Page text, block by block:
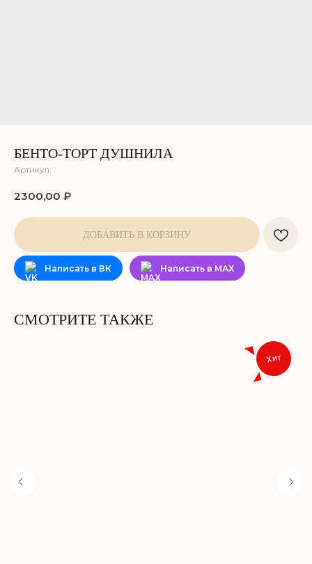
БЕНТО-ТОРТ ДУШНИЛА
Артикул:
2300,00 ₽
ДОБАВИТЬ В КОРЗИНУ
Написать в ВК Написать в МАХ
СМОТРИТЕ ТАКЖЕ
Хит